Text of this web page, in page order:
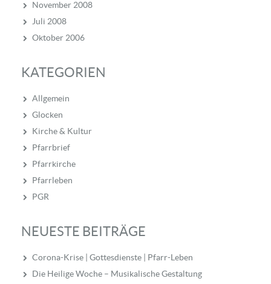
November 2008
Juli 2008
Oktober 2006
KATEGORIEN
Allgemein
Glocken
Kirche & Kultur
Pfarrbrief
Pfarrkirche
Pfarrleben
PGR
NEUESTE BEITRÄGE
Corona-Krise | Gottesdienste | Pfarr-Leben
Die Heilige Woche – Musikalische Gestaltung